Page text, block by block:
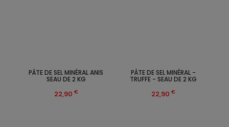
PÂTE DE SEL MINÉRAL ANIS
SEAU DE 2 KG
22,90 €
PÂTE DE SEL MINÉRAL -
TRUFFE - SEAU DE 2 KG
22,90 €